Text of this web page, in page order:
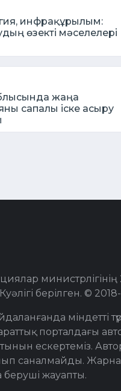
инфрақұрылым:
өзекті мәселелері
жаңа
сапалы іске асыру
берілген. ©
міндетті
порталдағы
ескертеміз.
саналмайды.
жауапты.